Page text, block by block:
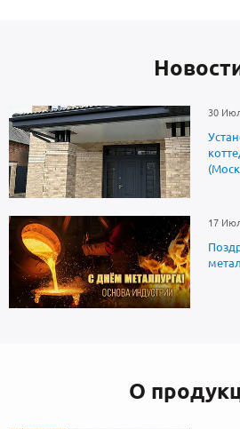
30
17
О